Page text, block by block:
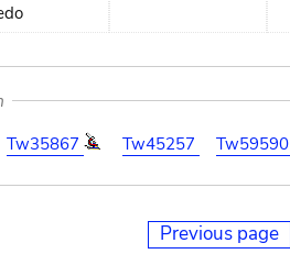
Tw35867 Tw45257 Tw59590
Previous page